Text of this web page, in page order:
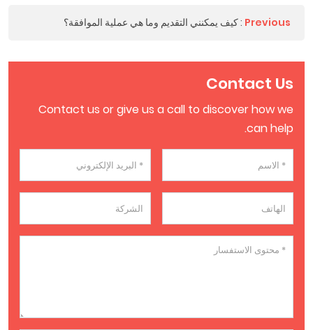
Previous
:كيف يمكنني التقديم وما هي عملية الموافقة؟
Contact Us
Contact us or give us a call to discover how we
can help.